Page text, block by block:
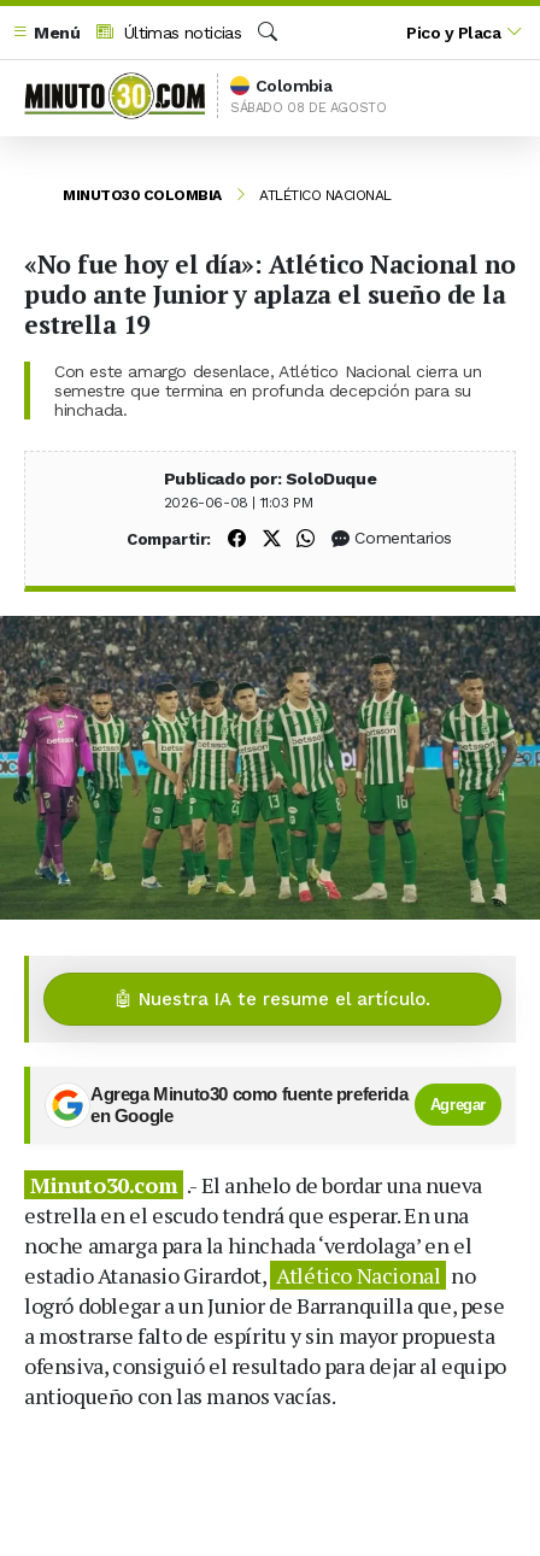
Menú
Últimas noticias
Buscar
Pico y Placa
Colombia
SÁBADO 08 DE AGOSTO
MINUTO30 COLOMBIA ATLÉTICO NACIONAL
«No fue hoy el día»: Atlético Nacional no
pudo ante Junior y aplaza el sueño de la
estrella 19
Con este amargo desenlace, Atlético Nacional cierra un
semestre que termina en profunda decepción para su
hinchada.
Publicado por: SoloDuque
2026-06-08 | 11:03 PM
Compartir: Compartir en Facebook
Compartir en X (Twitter)
Compartir en WhatsApp
Comentarios
🤖 Nuestra IA te resume el artículo.
Agrega Minuto30 como fuente preferida
en Google
Agregar
Minuto30.com .- El anhelo de bordar una nueva
estrella en el escudo tendrá que esperar. En una
noche amarga para la hinchada ‘verdolaga’ en el
estadio Atanasio Girardot, Atlético Nacional no
logró doblegar a un Junior de Barranquilla que, pese
a mostrarse falto de espíritu y sin mayor propuesta
ofensiva, consiguió el resultado para dejar al equipo
antioqueño con las manos vacías.